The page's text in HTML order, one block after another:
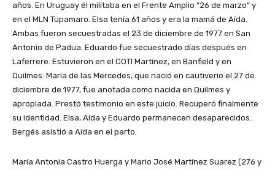
años. En Uruguay él militaba en el Frente Amplio “26 de marzo” y
en el MLN Tupamaro. Elsa tenía 61 años y era la mamá de Aída.
Ambas fueron secuestradas el 23 de diciembre de 1977 en San
Antonio de Padua. Eduardo fue secuestrado días después en
Laferrere. Estuvieron en el COTI Martínez, en Banfield y en
Quilmes. María de las Mercedes, que nació en cautiverio el 27 de
diciembre de 1977, fue anotada como nacida en Quilmes y
apropiada. Prestó testimonio en este juicio. Recuperó finalmente
su identidad. Elsa, Aída y Eduardo permanecen desaparecidos.
Bergés asistió a Aída en el parto.
María Antonia Castro Huerga y Mario José Martínez Suarez (276 y